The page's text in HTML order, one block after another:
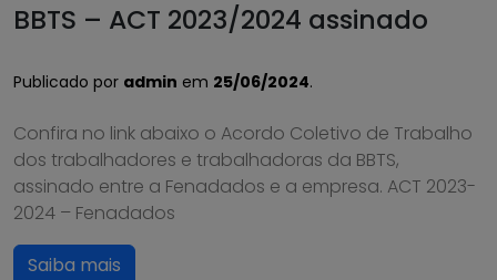
BBTS – ACT 2023/2024 assinado
Publicado por admin em 25/06/2024.
Confira no link abaixo o Acordo Coletivo de Trabalho
dos trabalhadores e trabalhadoras da BBTS,
assinado entre a Fenadados e a empresa. ACT 2023-
2024 – Fenadados
Saiba mais